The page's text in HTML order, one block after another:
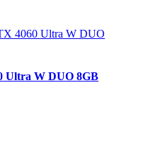
Ultra W DUO 8GB